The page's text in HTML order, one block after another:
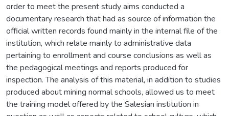
order to meet the present study aims conducted a
documentary research that had as source of information the
official written records found mainly in the internal file of the
institution, which relate mainly to administrative data
pertaining to enrollment and course conclusions as well as
the pedagogical meetings and reports produced for
inspection. The analysis of this material, in addition to studies
produced about mining normal schools, allowed us to meet
the training model offered by the Salesian institution in